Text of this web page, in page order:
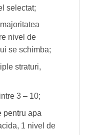
selectat;
nivel de
se schimba;
straturi,
3 – 10;
pentru apa
1 nivel de